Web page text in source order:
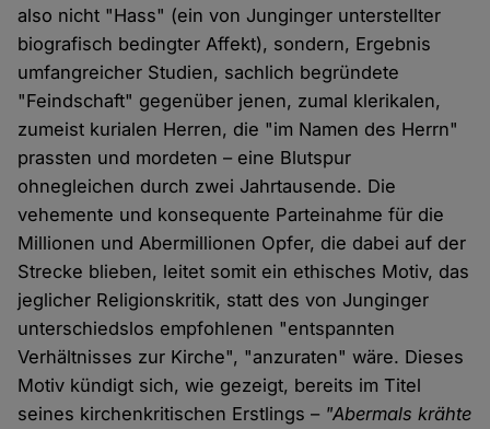
also nicht "Hass" (ein von Junginger unterstellter
biografisch bedingter Affekt), sondern, Ergebnis
umfangreicher Studien, sachlich begründete
"Feindschaft" gegenüber jenen, zumal klerikalen,
zumeist kurialen Herren, die "im Namen des Herrn"
prassten und mordeten – eine Blutspur
ohnegleichen durch zwei Jahrtausende. Die
vehemente und konsequente Parteinahme für die
Millionen und Abermillionen Opfer, die dabei auf der
Strecke blieben, leitet somit ein ethisches Motiv, das
jeglicher Religionskritik, statt des von Junginger
unterschiedslos empfohlenen "entspannten
Verhältnisses zur Kirche", "anzuraten" wäre. Dieses
Motiv kündigt sich, wie gezeigt, bereits im Titel
seines kirchenkritischen Erstlings – "Abermals krähte